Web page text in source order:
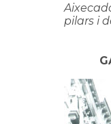
pilars i